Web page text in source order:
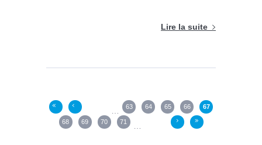
Lire la suite
« ‹ … 63 64 65 66 67
68 69 70 71 … › »